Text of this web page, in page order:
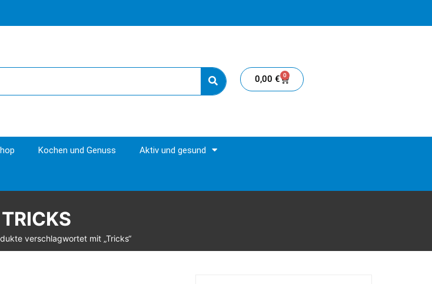
0,00 € 0
Kochen und Genuss Aktiv und gesund
TRICKS
verschlagwortet mit „Tricks“